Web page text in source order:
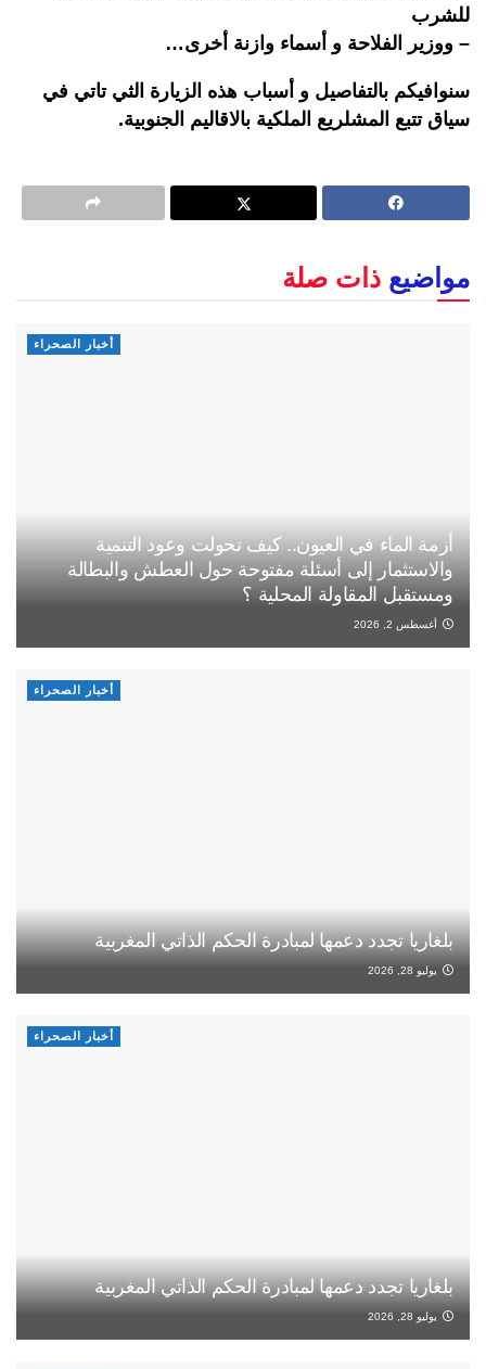
للشرب
– ووزير الفلاحة و أسماء وازنة أخرى…
سنوافيكم بالتفاصيل و أسباب هذه الزيارة الثي تاتي في
سياق تتبع المشلريع الملكية بالاقاليم الجنوبية.
مواضيع ذات صلة
أخبار الصحراء
أزمة الماء في العيون.. كيف تحولت وعود التنمية
والاستثمار إلى أسئلة مفتوحة حول العطش والبطالة
ومستقبل المقاولة المحلية ؟
أغسطس 2, 2026
أخبار الصحراء
بلغاريا تجدد دعمها لمبادرة الحكم الذاتي المغربية
يوليو 28, 2026
أخبار الصحراء
بلغاريا تجدد دعمها لمبادرة الحكم الذاتي المغربية
يوليو 28, 2026